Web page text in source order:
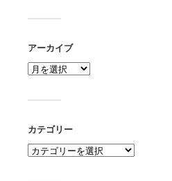
アーカイブ
カテゴリー